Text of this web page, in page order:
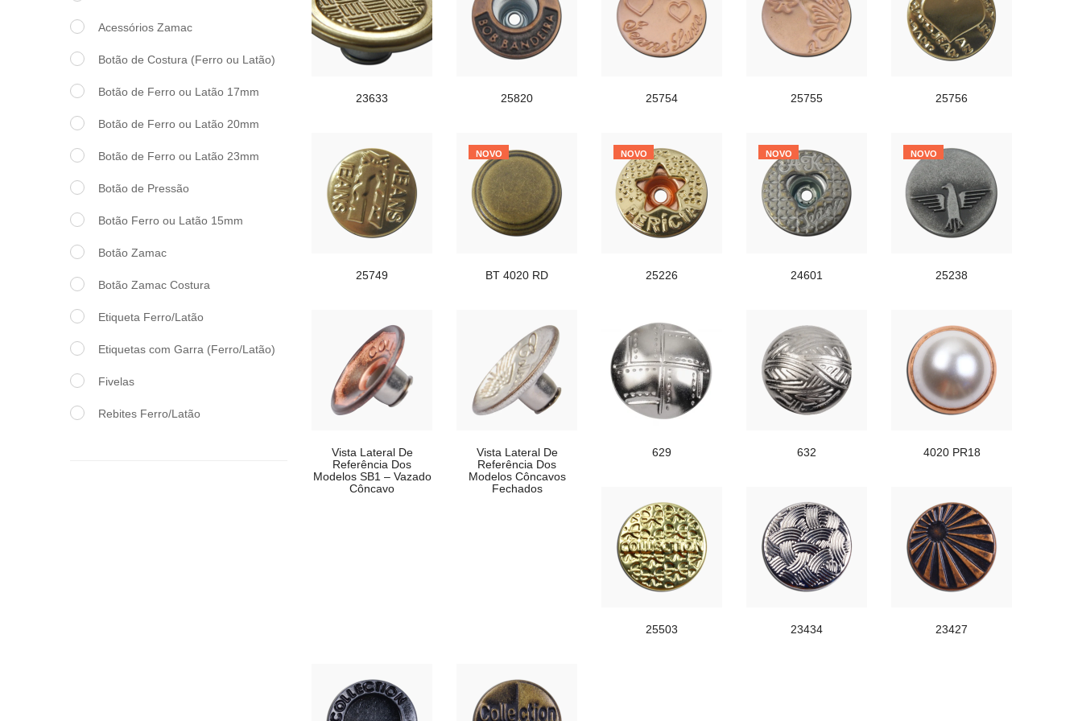
Acessórios Zamac
Botão de Costura (Ferro ou Latão)
Botão de Ferro ou Latão 17mm
Botão de Ferro ou Latão 20mm
Botão de Ferro ou Latão 23mm
Botão de Pressão
Botão Ferro ou Latão 15mm
Botão Zamac
Botão Zamac Costura
Etiqueta Ferro/Latão
Etiquetas com Garra (Ferro/Latão)
Fivelas
Rebites Ferro/Latão
23633 25820 25754 25755 25756
25749
NOVO
BT 4020 RD
NOVO
25226
NOVO
24601
NOVO
25238
Vista Lateral De
Referência Dos
Modelos SB1 – Vazado
Côncavo
Vista Lateral De
Referência Dos
Modelos Côncavos
Fechados
629 632 4020 PR18
25503 23434 23427